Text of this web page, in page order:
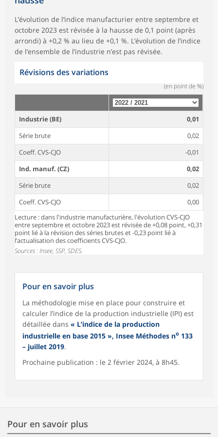
L’évolution de l’indice manufacturier entre septembre et
octobre 2023 est révisée à la hausse de 0,1 point (après
arrondi) à +0,2 % au lieu de +0,1 %. L’évolution de l’indice
de l’ensemble de l’industrie n’est pas révisée.
Révisions des variations
(en point de %)
Industrie (BE)
0,01
Série brute
0,02
Coeff. CVS-CJO
-0,01
Ind. manuf. (CZ)
0,02
Série brute
0,02
Coeff. CVS-CJO
0,00
Lecture : dans l'industrie manufacturière, l'évolution CVS-CJO
entre septembre et octobre 2023 est révisée de +0,08 point, +0,31
point lié à la révision des séries brutes et -0,23 point lié à
l’actualisation des coefficients CVS-CJO.
Sources : Insee, SSP, SDES.
Pour en savoir plus
La méthodologie mise en place pour construire et
calculer l’indice de la production industrielle (IPI) est
détaillée dans « L’indice de la production
industrielle en base 2015 », Insee Méthodes no 133
– juillet 2019.
Prochaine publication : le 2 février 2024, à 8h45.
Pour en savoir plus